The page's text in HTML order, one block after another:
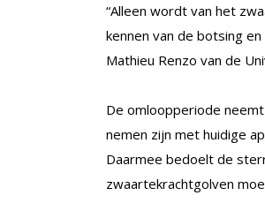
“Alleen wordt van het
kennen van de botsing
Mathieu Renzo van de
De omloopperiode
nemen zijn met huidige
Daarmee bedoelt de
zwaartekrachtgolven